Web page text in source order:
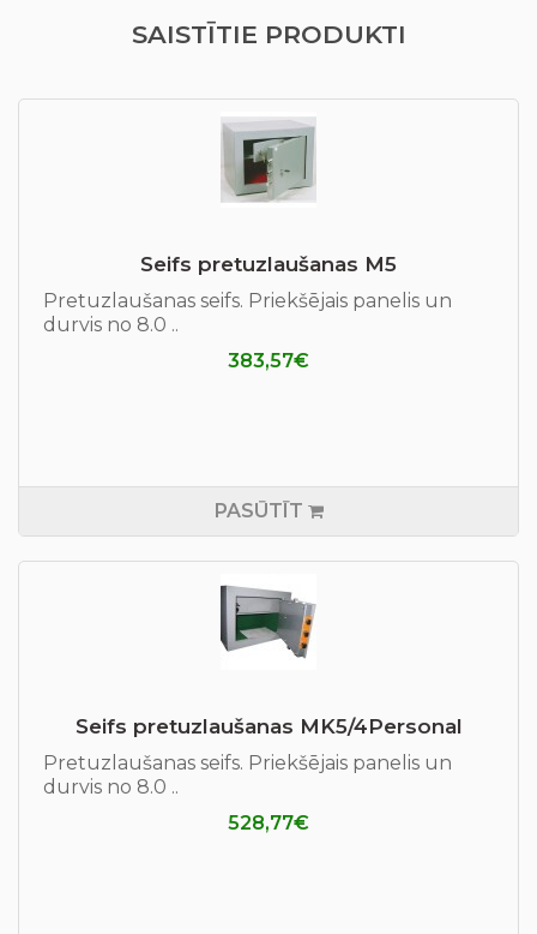
SAISTĪTIE PRODUKTI
Seifs pretuzlaušanas М5
Pretuzlaušanas seifs. Priekšējais panelis un
durvis no 8.0 ..
383,57€
PASŪTĪT
Seifs pretuzlaušanas MK5/4Personal
Pretuzlaušanas seifs. Priekšējais panelis un
durvis no 8.0 ..
528,77€